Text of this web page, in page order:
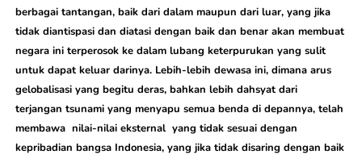
berbagai tantangan, baik dari dalam maupun dari luar, yang jika
tidak diantispasi dan diatasi dengan baik dan benar akan membuat
negara ini terperosok ke dalam lubang keterpurukan yang sulit
untuk dapat keluar darinya. Lebih-lebih dewasa ini, dimana arus
gelobalisasi yang begitu deras, bahkan lebih dahsyat dari
terjangan tsunami yang menyapu semua benda di depannya, telah
membawa nilai-nilai eksternal yang tidak sesuai dengan
kepribadian bangsa Indonesia, yang jika tidak disaring dengan baik